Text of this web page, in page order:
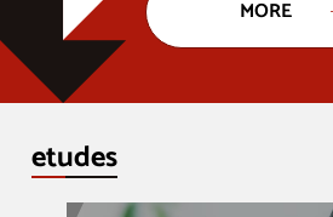
MORE
etudes